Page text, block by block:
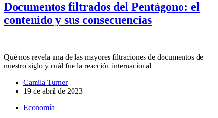
Documentos filtrados del Pentágono: el
contenido y sus consecuencias
Qué nos revela una de las mayores filtraciones de documentos de
nuestro siglo y cuál fue la reacción internacional
Camila Turner
19 de abril de 2023
Economía